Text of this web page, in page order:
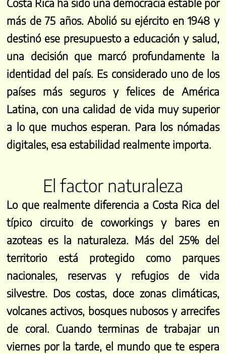
Costa Rica ha sido una democracia estable por
más de 75 años. Abolió su ejército en 1948 y
destinó ese presupuesto a educación y salud,
una decisión que marcó profundamente la
identidad del país. Es considerado uno de los
países más seguros y felices de América
Latina, con una calidad de vida muy superior
a lo que muchos esperan. Para los nómadas
digitales, esa estabilidad realmente importa.
El factor naturaleza
Lo que realmente diferencia a Costa Rica del
típico circuito de coworkings y bares en
azoteas es la naturaleza. Más del 25% del
territorio está protegido como parques
nacionales, reservas y refugios de vida
silvestre. Dos costas, doce zonas climáticas,
volcanes activos, bosques nubosos y arrecifes
de coral. Cuando terminas de trabajar un
viernes por la tarde, el mundo que te espera